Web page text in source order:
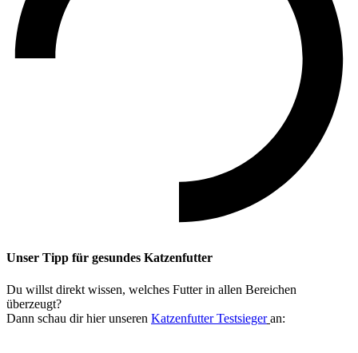
Unser Tipp für gesundes Katzenfutter
Du willst direkt wissen, welches Futter in allen Bereichen
überzeugt?
Dann schau dir hier unseren Katzenfutter Testsieger an: